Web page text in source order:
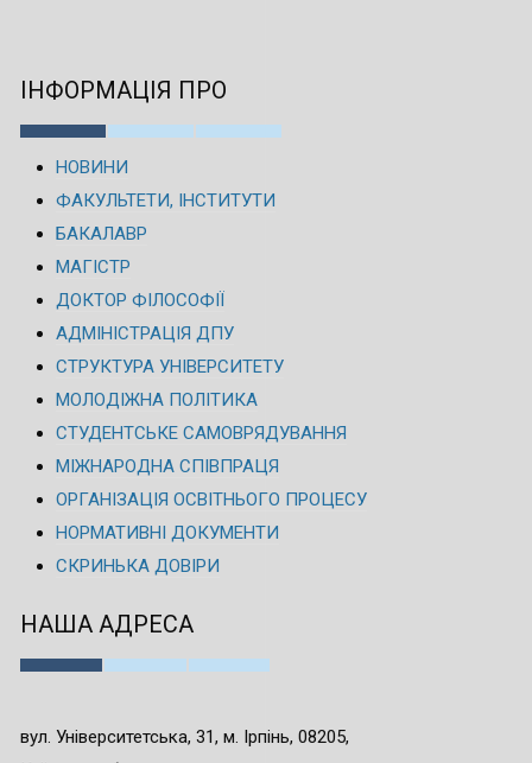
ІНФОРМАЦІЯ ПРО
НОВИНИ
ФАКУЛЬТЕТИ, ІНСТИТУТИ
БАКАЛАВР
МАГІСТР
ДОКТОР ФІЛОСОФІЇ
АДМІНІСТРАЦІЯ ДПУ
СТРУКТУРА УНІВЕРСИТЕТУ
МОЛОДІЖНА ПОЛІТИКА
СТУДЕНТСЬКЕ САМОВРЯДУВАННЯ
МІЖНАРОДНА СПІВПРАЦЯ
ОРГАНІЗАЦІЯ ОСВІТНЬОГО ПРОЦЕСУ
НОРМАТИВНІ ДОКУМЕНТИ
СКРИНЬКА ДОВІРИ
НАША АДРЕСА
вул. Університетська, 31, м. Ірпінь, 08205,